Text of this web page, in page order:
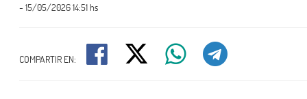
- 15/05/2026 14:51 hs
COMPARTIR EN: